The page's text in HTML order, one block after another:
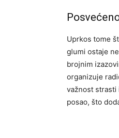
Uprkos tome
glumi ostaje
brojnim
organizuje
važnost strasti
posao, što